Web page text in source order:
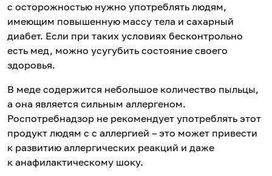
с осторожностью нужно употреблять людям,
имеющим повышенную массу тела и сахарный
диабет. Если при таких условиях бесконтрольно
есть мед, можно усугубить состояние своего
здоровья.
В меде содержится небольшое количество пыльцы,
а она является сильным аллергеном.
Роспотребнадзор не рекомендует употреблять этот
продукт людям с с аллергией – это может привести
к развитию аллергических реакций и даже
к анафилактическому шоку.